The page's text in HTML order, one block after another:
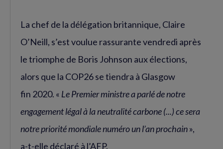
La chef de la délégation britannique, Claire
O’Neill, s’est voulue rassurante vendredi après
le triomphe de Boris Johnson aux élections,
alors que la COP26 se tiendra à Glasgow
fin 2020. « Le Premier ministre a parlé de notre
engagement légal à la neutralité carbone (...) ce sera
notre priorité mondiale numéro un l’an prochain»,
a-t-elle déclaré à l’AFP.